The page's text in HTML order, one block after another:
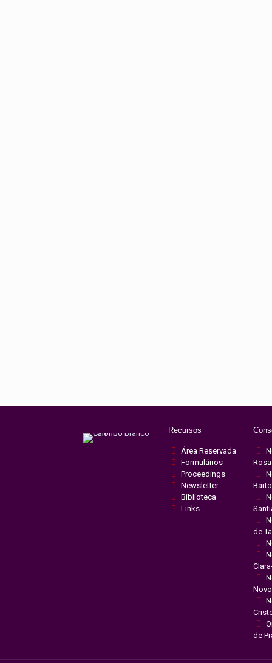
Recursos
Área Reservada
Formulários
Proceedings
Newsletter
Biblioteca
Links
Rosa
de
Novo
de